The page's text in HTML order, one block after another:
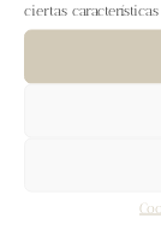
ciertas
Que con